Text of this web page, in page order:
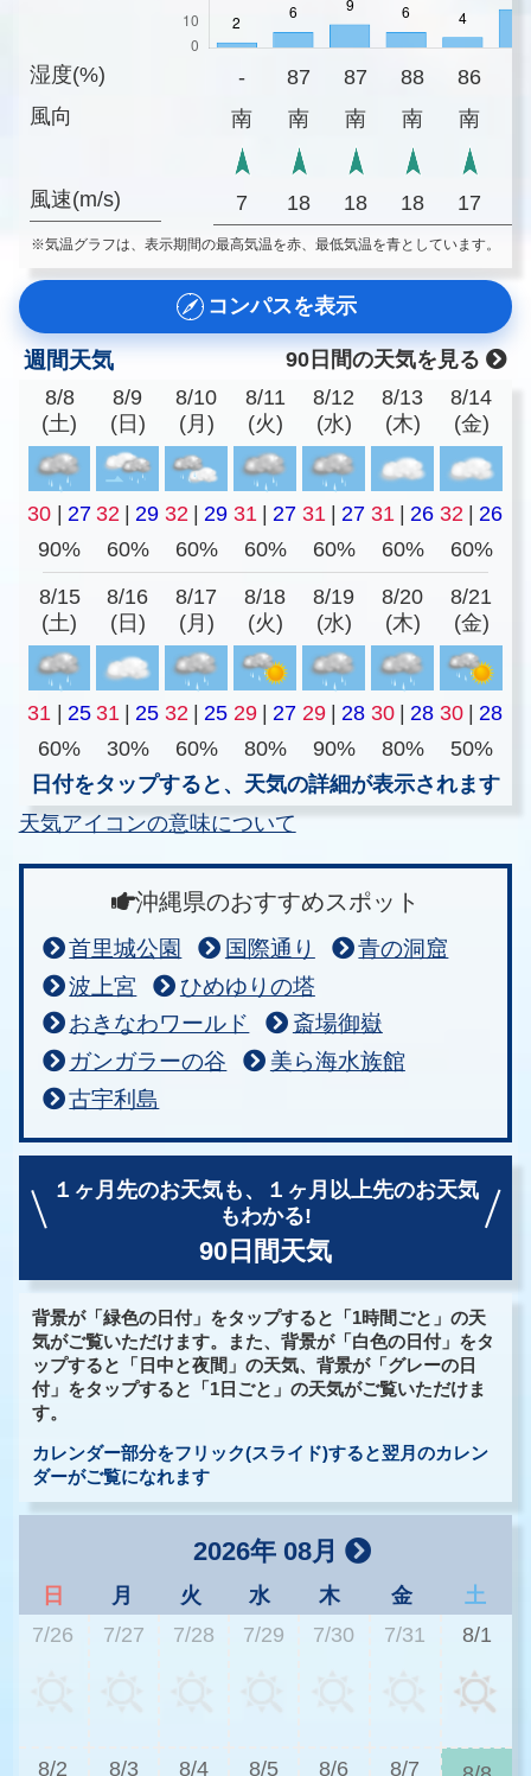
湿度(%)
風向
風速(m/s)
- 87 87 88 86
南
南 南 南 南
7 18 18 18 17
※気温グラフは、表示期間の最高気温を赤、最低気温を青としています。
コンパスを表示
週間天気
90日間の天気を見る
8/8
(土)
8/9
(日)
8/10
(月)
8/11
(火)
8/12
(水)
8/13
(木)
8/14
(金)
30 | 27 32 | 29 32 | 29 31 | 27 31 | 27 31 | 26 32 | 26
90%
60% 60% 60% 60% 60% 60%
8/15
(土)
8/16
(日)
8/17
(月)
8/18
(火)
8/19
(水)
8/20
(木)
8/21
(金)
31 | 25 31 | 25 32 | 25 29 | 27 29 | 28 30 | 28 30 | 28
60%
30% 60% 80% 90% 80%
50%
日付をタップすると、天気の詳細が表示されます
天気アイコンの意味について
沖縄県のおすすめスポット
首里城公園 国際通り
青の洞窟
波上宮
ひめゆりの塔
おきなわワールド
斎場御嶽
ガンガラーの谷
美ら海水族館
古宇利島
１ヶ月先のお天気も、
１ヶ月以上先のお天気
もわかる!
90日間天気
背景が「緑色の日付」をタップすると「1時間ごと」の天
気がご覧いただけます。また、背景が「白色の日付」をタ
ップすると「日中と夜間」の天気、背景が「グレーの日
付」をタップすると「1日ごと」の天気がご覧いただけま
す。
カレンダー部分をフリック(スライド)すると翌月のカレン
ダーがご覧になれます
2026年 08月
日 月 火 水 木 金
土
7/26
7/27 7/28 7/29 7/30 7/31 8/1
8/2 8/3 8/4 8/5 8/6 8/7